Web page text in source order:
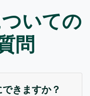
ついての
問
きますか？